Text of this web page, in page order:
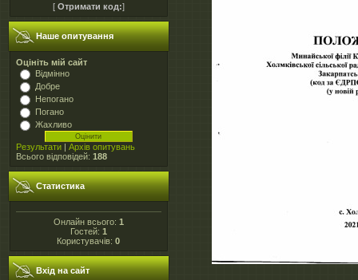
[ Отримати код:]
Наше опитування
Оцініть мій сайт
Відмінно
Добре
Непогано
Погано
Жахливо
Результати | Архів опитувань
Всього відповідей: 188
Статистика
Онлайн всього: 1
Гостей: 1
Користувачів:0
Вхід на сайт